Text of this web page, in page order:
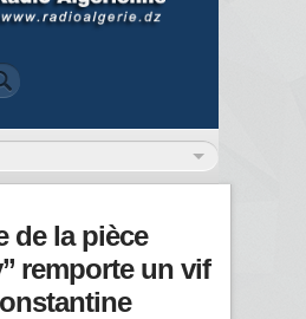
de recherche
de la pièce
remporte un vif